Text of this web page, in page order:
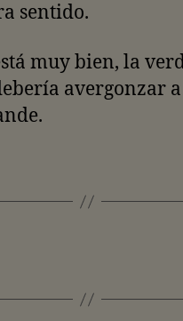
sentido.
muy bien, la
avergonzar